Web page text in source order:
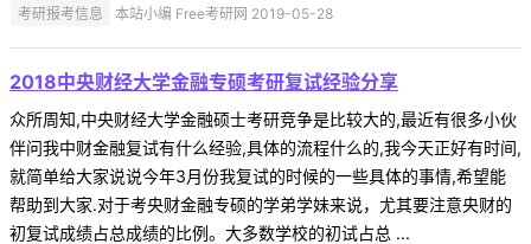
考研报考信息 本站小编 Free考研网 2019-05-28
2018中央财经大学金融专硕考研复试经验分享
众所周知,中央财经大学金融硕士考研竞争是比较大的,最近有很多小伙
伴问我中财金融复试有什么经验,具体的流程什么的,我今天正好有时间,
就简单给大家说说今年3月份我复试的时候的一些具体的事情,希望能
帮助到大家.对于考央财金融专硕的学弟学妹来说，尤其要注意央财的
初复试成绩占总成绩的比例。大多数学校的初试占总 ...